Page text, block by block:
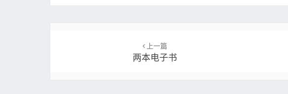
上一篇
两本电子书